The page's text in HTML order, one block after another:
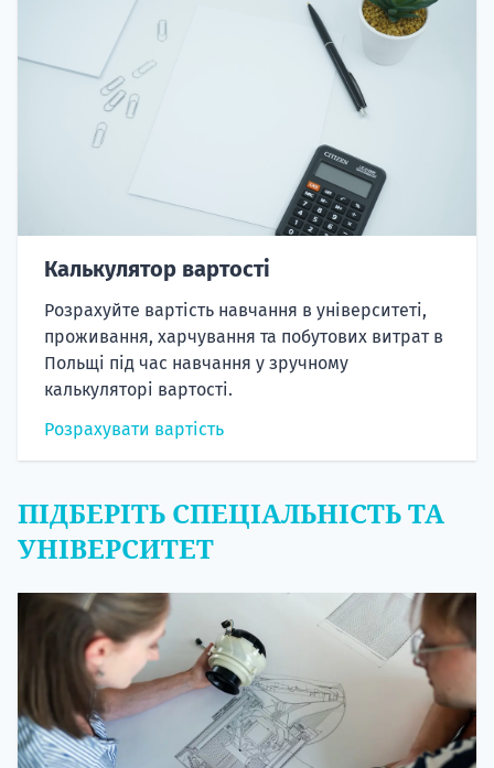
Калькулятор вартості
Розрахуйте вартість навчання в університеті,
проживання, харчування та побутових витрат в
Польщі під час навчання у зручному
калькуляторі вартості.
Розрахувати вартість
ПІДБЕРІТЬ СПЕЦІАЛЬНІСТЬ ТА
УНІВЕРСИТЕТ